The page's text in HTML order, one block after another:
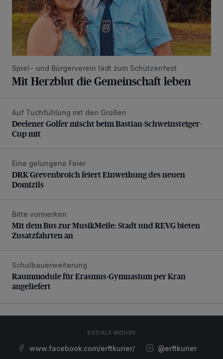
Spiel- und Bürgerverein lädt zum Schützenfest
Mit Herzblut die Gemeinschaft leben
Deelener Golfer mischt beim Bastian-Schweinsteiger-
Auf Tuchfühlung mit den Großen
Deelener Golfer mischt beim Bastian-Schweinsteiger-
Cup mit
DRK Grevenbroich feiert Einweihung des neuen Domizils
Eine gelungene Feier
DRK Grevenbroich feiert Einweihung des neuen
Domizils
Mit dem Bus zur MusikMeile: Stadt und REVG bieten
Bitte vormerken
Mit dem Bus zur MusikMeile: Stadt und REVG bieten
Zusatzfahrten an
Raummodule für Erasmus-Gymnasium per Kran angeliefert
Schulbauerweiterung
Raummodule für Erasmus-Gymnasium per Kran
angeliefert
SOZIALE MEDIEN
www.facebook.com/erftkurier/ @erftkurier